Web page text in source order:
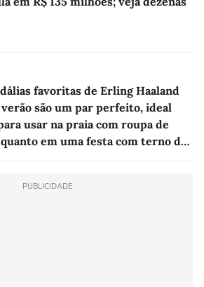
favoritas de Erling Haaland
são um par perfeito, ideal
usar na praia com roupa de
em uma festa com terno de
PUBLICIDADE